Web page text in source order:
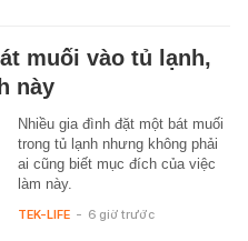
muối vào tủ lạnh,
này
Nhiều gia đình đặt một bát muối
trong tủ lạnh nhưng không phải
ai cũng biết mục đích của việc
làm này.
TEK-LIFE - 6 giờ trước